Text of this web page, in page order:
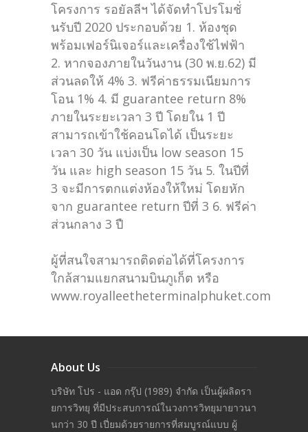
โครงการ รอยัลลีฯ ได้จัดทำโปรโมชั่
นรับปี 2020 ประกอบด้วย 1. ห้องชุด
พร้อมเฟอร์นิเจอร์และเครื่องใช้ไฟฟ้า
2. หากจองภายในวันงาน (30 พ.ย.62) มี
ส่วนลดให้ 4% 3. ฟรีค่าธรรมเนียมการ
โอน 1% 4. มี guarantee return 8%
ภายในระยะเวลา 3 ปี โดยใน 1 ปี
สามารถเข้าใช้คอนโดได้ เป็นระยะ
เวลา 30 วัน แบ่งเป็น low season 15
วัน และ high season 15 วัน 5. ในปีที่
3 จะมีการตกแต่งห้องให้ใหม่ โดยหัก
จาก guarantee return ปีที่ 3 6. ฟรีค่า
ส่วนกลาง 3 ปื
ผู้ที่สนใจสามารถติดต่อได้ที่โครงการ
ใกล้สามแยกสนามบินภูเก็ต หรือ
www.royalleetheterminalphuket.com
About Us
บริษัท โปร - แอด กรุ๊ป (1989) จำกัด เป็นผู้ผลิดรา
ยการวิทยุ ที่มีประสบการณ์ในวงการวิทยุมายาวนา
นกว่า 30 ปี เปี่ยมด้วยรายการที่สมบูรณ์แบบ ผู้